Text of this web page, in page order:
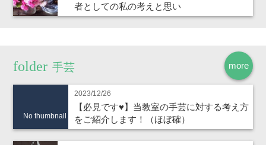
者としての私の考えと思い
more
手芸
No thumbnail
2023/12/26
【必見です♥】当教室の手芸に対する考え方
をご紹介します！（ほぼ確）